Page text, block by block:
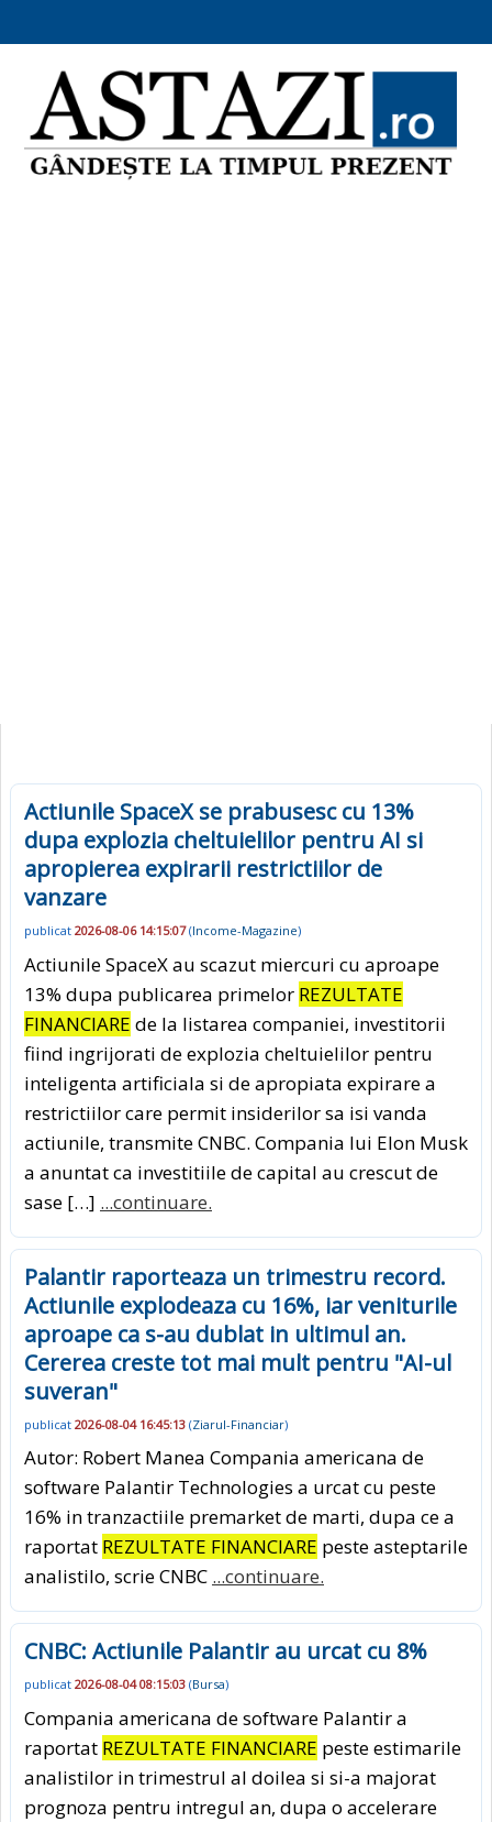
Actiunile SpaceX se prabusesc cu 13%
dupa explozia cheltuielilor pentru AI si
apropierea expirarii restrictiilor de
vanzare
publicat 2026-08-06 14:15:07(Income-Magazine)
Actiunile SpaceX au scazut miercuri cu aproape
13% dupa publicarea primelor REZULTATE
FINANCIARE de la listarea companiei, investitorii
fiind ingrijorati de explozia cheltuielilor pentru
inteligenta artificiala si de apropiata expirare a
restrictiilor care permit insiderilor sa isi vanda
actiunile, transmite CNBC. Compania lui Elon Musk
a anuntat ca investitiile de capital au crescut de
sase […] ...continuare.
Palantir raporteaza un trimestru record.
Actiunile explodeaza cu 16%, iar veniturile
aproape ca s-au dublat in ultimul an.
Cererea creste tot mai mult pentru "AI-ul
suveran"
publicat 2026-08-04 16:45:13 (Ziarul-Financiar)
Autor: Robert Manea Compania americana de
software Palantir Technologies a urcat cu peste
16% in tranzactiile premarket de marti, dupa ce a
raportat REZULTATE FINANCIARE peste asteptarile
analistilo, scrie CNBC ...continuare.
CNBC: Actiunile Palantir au urcat cu 8%
publicat 2026-08-04 08:15:03 (Bursa)
Compania americana de software Palantir a
raportat REZULTATE FINANCIARE peste estimarile
analistilor in trimestrul al doilea si si-a majorat
prognoza pentru intregul an, dupa o accelerare